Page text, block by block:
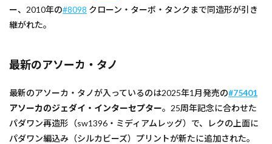
ー、2010年の#8098 クローン・ターボ・タンクまで同造形が引き
継がれた。
最新のアソーカ・タノ
最新のアソーカ・タノが入っているのは2025年1月発売の#75401
アソーカのジェダイ・インターセプター。25周年記念に合わせた
パダワン再造形（sw1396・ミディアムレッグ）で、レクの上面に
パダワン編込み（シルカビーズ）プリントが新たに追加された。